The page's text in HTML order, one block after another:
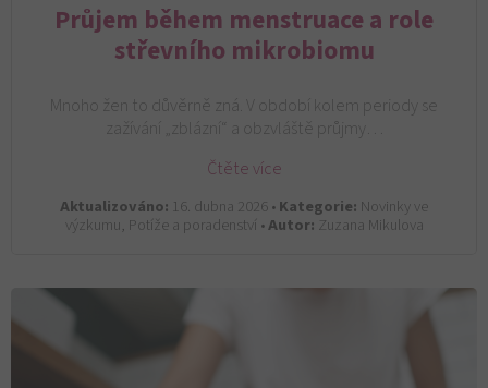
Průjem během menstruace a role
střevního mikrobiomu
Mnoho žen to důvěrně zná. V období kolem periody se
zažívání „zblázní“ a obzvláště průjmy…
Čtěte více
Aktualizováno: 16. dubna 2026 •Kategorie: Novinky ve
výzkumu, Potíže a poradenství •Autor: Zuzana Mikulova